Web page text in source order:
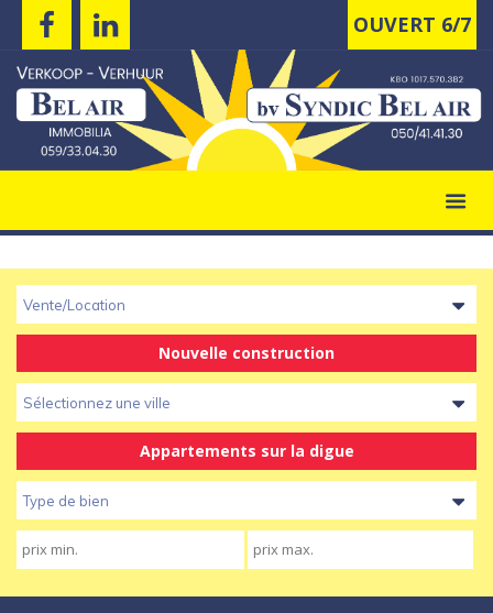
OUVERT 6/7
Vente/Location
Nouvelle construction
Sélectionnez une ville
Appartements sur la digue
Type de bien